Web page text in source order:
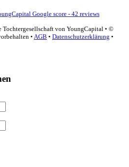
Google score - 42 reviews
Tochtergesellschaft von YoungCapital • ©
• AGB • Datenschutzerklärung •